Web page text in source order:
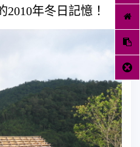
2010年冬日記憶！